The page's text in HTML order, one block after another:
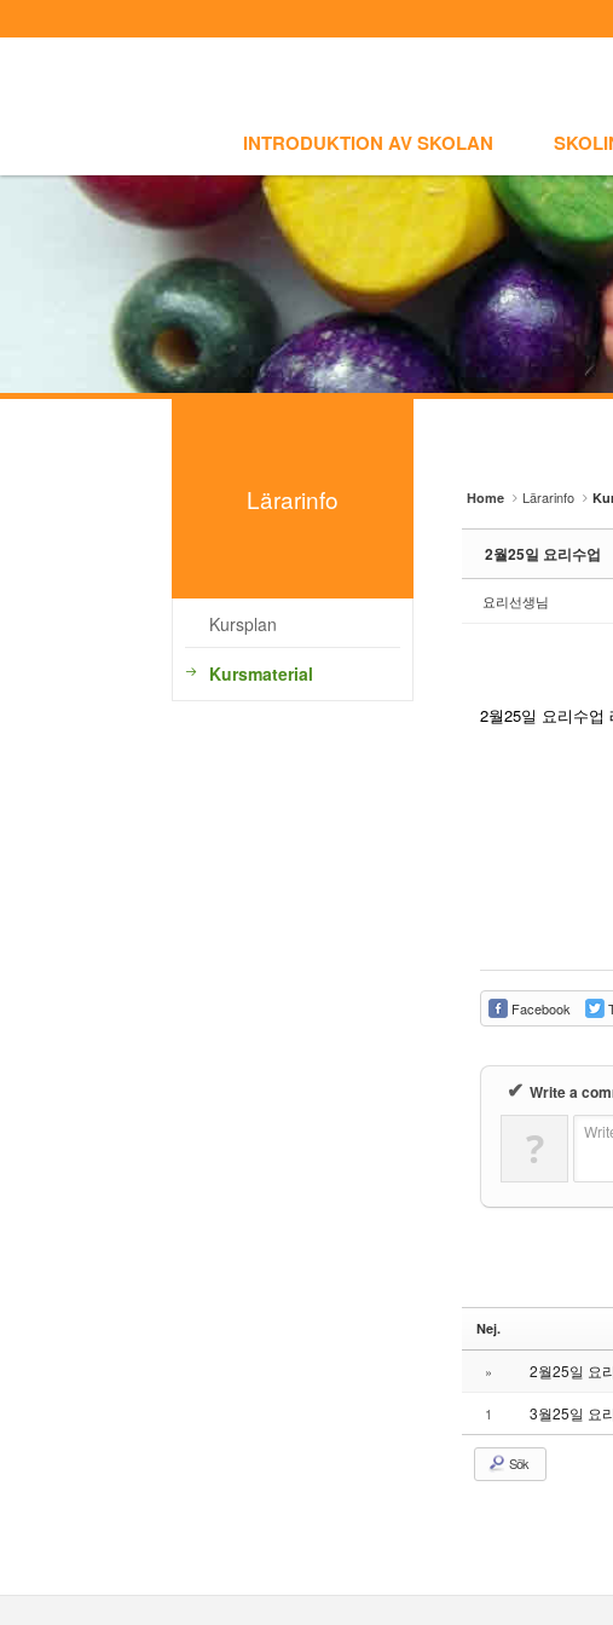
INTRODUKTION AV SKOLAN
Lärarinfo
Kursplan
Kursmaterial
Home Lärarinfo
2월25일 요리수업
요리선생님
2월25일 요리수업
Facebook
✔ Write a
?
Nej.
» 2월25일 요
1 3월25일 요
Sök
Skolinfo
- Kursplan
Sketchbook5, 스케치북5
Sketchbook5, 스케치북5